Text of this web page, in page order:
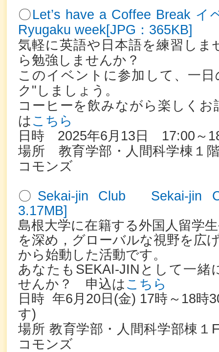
〇Let’s have a Coffee Break イ
Ryugaku week[JPG：365KB]
気軽に英語や日本語を練習しま
ら勉強しませんか？
このイベントに参加して、一
ク"しましょう。
コーヒーを飲みながら楽しく
は こちら
日時 2025年6月13日 17:00～
場所 教育学部・人間科学棟１
コモンズ
〇 Sekai-jin Club
Sekai-jin
3.17MB]
島根大学に在籍する外国人留学
を深め，グローバルな視野を広
から始動した活動です。
あなたもSEKAI-JINとして一緒
せんか？ 申込は こちら
日時 年6月20日(金) 17時～18時
す)
場所 教育学部・人間科学部棟
コモンズ